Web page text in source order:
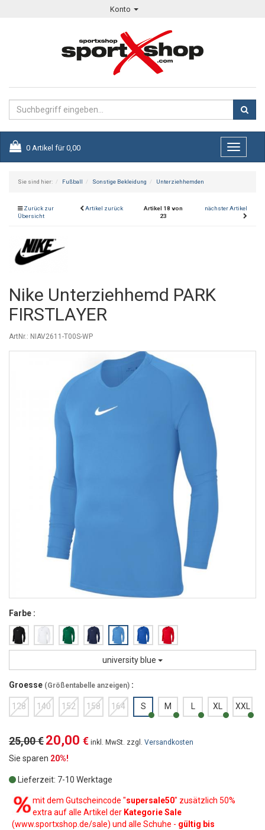
Konto
0 Artikel für 0,00
Toggle
Sie sind hier: Fußball Sonstige Bekleidung Unterziehhemden
Zurück zur
Übersicht
Artikel zurück
Artikel 18 von
23
nächster Artikel
Nike Unterziehhemd PARK
FIRSTLAYER
ArtNr.: NIAV2611-T00S-WP
Farbe :
university blue
Groesse (Größentabelle anzeigen) :
128 140 152 158 164 S M XL XXL
25,00 €20,00 € inkl. MwSt. zzgl. Versandkosten
Sie sparen 20%!
Lieferzeit: 7-10 Werktage
mit dem Gutscheincode "supersale50" zusätzlich 50%
extra auf alle Artikel der Kategorie Sale
(www.sportxshop.de/sale) und alle Schuhe - gültig bis